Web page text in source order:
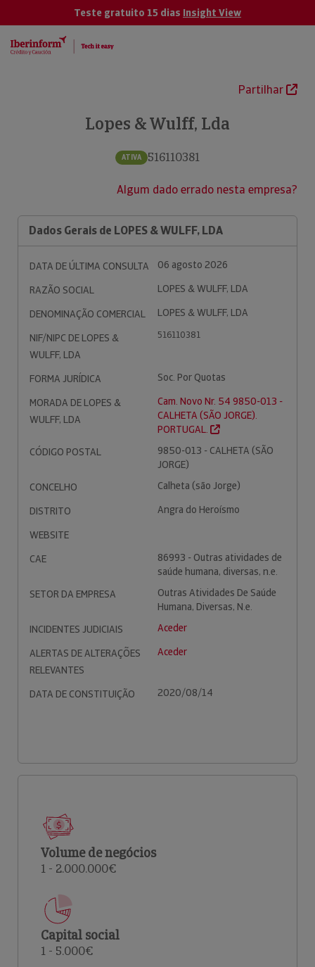
Teste gratuito 15 dias Insight View
Partilhar
Lopes & Wulff, Lda
ATIVA 516110381
Algum dado errado nesta empresa?
Dados Gerais de LOPES & WULFF, LDA
DATA DE ÚLTIMA CONSULTA
06 agosto 2026
RAZÃO SOCIAL
LOPES & WULFF, LDA
DENOMINAÇÃO COMERCIAL
LOPES & WULFF, LDA
NIF/NIPC DE LOPES &
WULFF, LDA
516110381
FORMA JURÍDICA
Soc. Por Quotas
MORADA DE LOPES &
WULFF, LDA
Cam. Novo Nr. 54 9850-013 -
CALHETA (SÃO JORGE).
PORTUGAL.
CÓDIGO POSTAL
9850-013 - CALHETA (SÃO
JORGE)
CONCELHO
Calheta (são Jorge)
DISTRITO
Angra do Heroísmo
WEBSITE
CAE
86993 - Outras atividades de
saúde humana, diversas, n.e.
SETOR DA EMPRESA
Outras Atividades De Saúde
Humana, Diversas, N.e.
INCIDENTES JUDICIAIS
Aceder
ALERTAS DE ALTERAÇÕES
RELEVANTES
Aceder
DATA DE CONSTITUIÇÃO 2020/08/14
Volume de negócios
1 - 2.000.000€
Capital social
1 - 5.000€